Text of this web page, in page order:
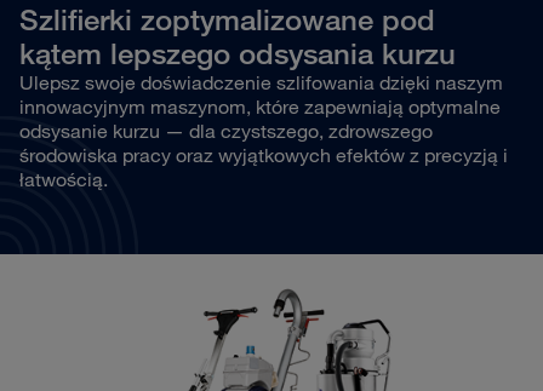
Szlifierki zoptymalizowane pod
kątem lepszego odsysania kurzu
Ulepsz swoje doświadczenie szlifowania dzięki naszym
innowacyjnym maszynom, które zapewniają optymalne
odsysanie kurzu — dla czystszego, zdrowszego
środowiska pracy oraz wyjątkowych efektów z precyzją i
łatwością.